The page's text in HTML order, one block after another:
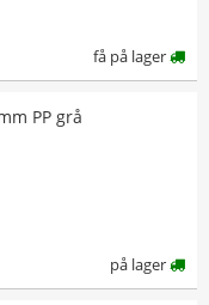
få på lager
PP grå
på lager